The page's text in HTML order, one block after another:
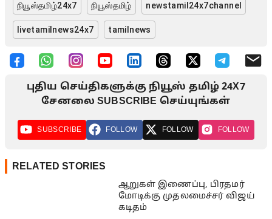
நியூஸ்தமிழ்24x7 நியூஸ்தமிழ் newstamil24x7channel
livetamilnews24x7 tamilnews
புதிய செய்திகளுக்கு நியூஸ் தமிழ் 24X7
சேனலை SUBSCRIBE செய்யுங்கள்
SUBSCRIBE FOLLOW FOLLOW FOLLOW
RELATED STORIES
ஆறுகள் இணைப்பு, பிரதமர்
மோடிக்கு முதலமைச்சர் விஜய்
கடிதம்